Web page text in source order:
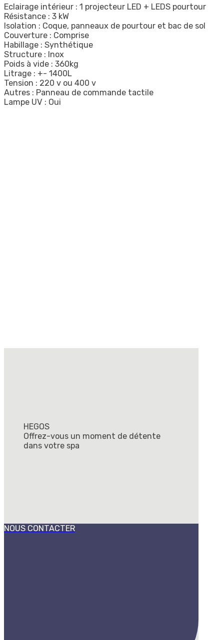
Eclairage intérieur : 1 projecteur LED + LEDS pourtour
Résistance : 3 kW
Isolation : Coque, panneaux de pourtour et bac de sol
Couverture : Comprise
Habillage : Synthétique
Structure : Inox
Poids à vide : 360kg
Litrage : +- 1400L
Tension : 220 v ou 400 v
Autres : Panneau de commande tactile
Lampe UV : Oui
HEGOS
Offrez-vous un moment de détente
dans votre spa
NOUS CONTACTER